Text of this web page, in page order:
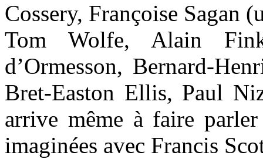
Cossery, Françoise Sagan
Tom Wolfe, Alain
d’Ormesson, Bernard-
Bret-Easton Ellis, Paul
arrive même à faire
imaginées avec Francis